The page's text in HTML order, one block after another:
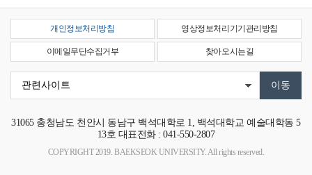
개인정보처리방침 영상정보처리기기관리방침
이메일무단수집거부 찾아오시는길
31065 충청남도 천안시 동남구 백석대학로 1, 백석대학교 예술대학동 5
13호 대표전화 : 041-550-2807
COPYRIGHT 2019. BAEKSEOK UNIVERSITY. All rights reserved.